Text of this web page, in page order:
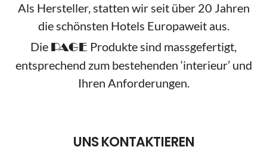
Als Hersteller, statten wir seit über 20 Jahren
die schönsten Hotels Europaweit aus.
Die PAGE Produkte sind massgefertigt,
entsprechend zum bestehenden ‘interieur’ und
Ihren Anforderungen.
UNS KONTAKTIEREN